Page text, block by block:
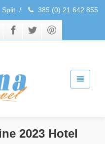
Split / 385 (0) 21 642 855
2023 Hotel